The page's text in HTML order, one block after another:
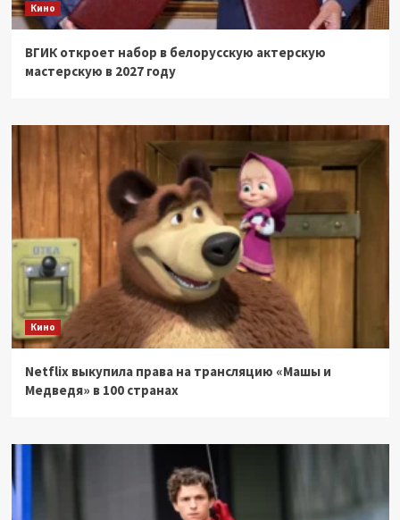
Кино
ВГИК откроет набор в белорусскую актерскую
мастерскую в 2027 году
Кино
Netflix выкупила права на трансляцию «Машы и
Медведя» в 100 странах